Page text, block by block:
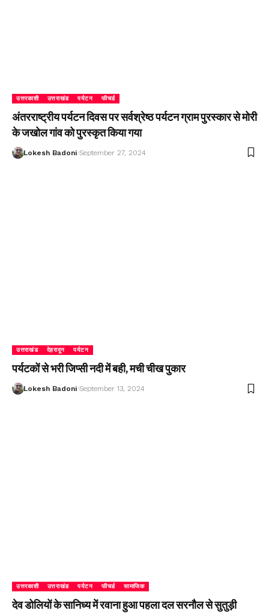
उत्तरकाशी उत्तराखंड पर्यटन फीचर्ड
अंतरराष्ट्रीय पर्यटन दिवस पर सर्वश्रेष्ठ पर्यटन ग्राम पुरस्कार से मोरी
के जखोल गांव को पुरस्कृत किया गया
Lokesh Badoni September 27, 2024
उत्तराखंड देहरादून पर्यटन
पर्यटकों से भरी जिप्सी नदी में बही, मची चीख पुकार
Lokesh Badoni September 13, 2024
उत्तरकाशी उत्तराखंड पर्यटन फीचर्ड सामाजिक
देव डोलियों के सानिध्य में रवाना हुआ पहला दल सरनौल से सुतुड़ी